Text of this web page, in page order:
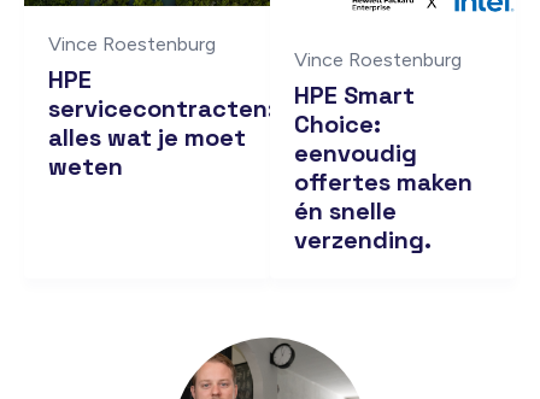
Vince Roestenburg
HPE
servicecontracten:
alles wat je moet
weten
Vince Roestenburg
HPE Smart
Choice:
eenvoudig
offertes maken
én snelle
verzending.